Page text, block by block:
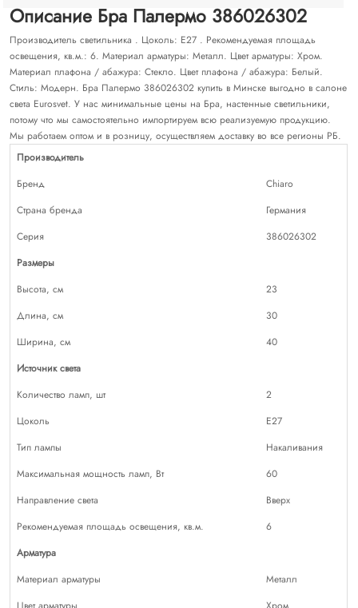
Описание Бра Палермо 386026302
Производитель светильника . Цоколь: E27 . Рекомендуемая площадь
освещения, кв.м.: 6. Материал арматуры: Металл. Цвет арматуры: Хром.
Материал плафона / абажура: Стекло. Цвет плафона / абажура: Белый.
Стиль: Модерн. Бра Палермо 386026302 купить в Минске выгодно в салоне
света Eurosvet. У нас минимальные цены на Бра, настенные светильники,
потому что мы самостоятельно импортируем всю реализуемую продукцию.
Мы работаем оптом и в розницу, осуществляем доставку во все регионы РБ.
Производитель
Бренд
Chiaro
Страна бренда
Германия
Серия
386026302
Размеры
Высота, см
23
Длина, см
30
Ширина, см
40
Источник света
Количество ламп, шт
2
Цоколь
E27
Тип лампы
Накаливания
Максимальная мощность ламп, Вт
60
Направление света
Вверх
Рекомендуемая площадь освещения, кв.м.
6
Арматура
Материал арматуры
Металл